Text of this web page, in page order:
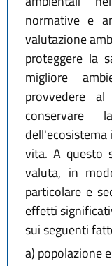
normative e
valutazione
proteggere la
migliore
provvedere
conservare
vita. A questo
valuta, in
particolare e
effetti
sui seguenti
a) popolazione